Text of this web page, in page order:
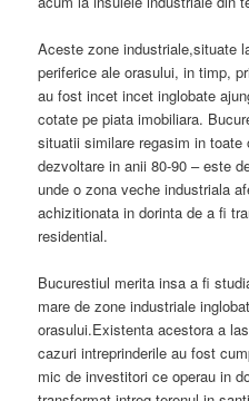
Aceste zone industriale,situate
periferice ale orasului, in timp,
au fost incet incet inglobate
cotate pe piata imobiliara.
situatii similare regasim in
dezvoltare in anii 80-90 – este
unde o zona veche industriala
achizitionata in dorinta de a fi
residential.
Bucurestiul merita insa a fi
mare de zone industriale
orasului.Existenta acestora a
cazuri intreprinderile au fost
mic de investitori ce operau in